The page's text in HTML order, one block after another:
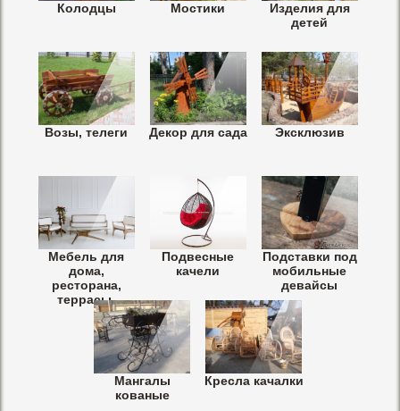
Колодцы Мостики
Изделия для
детей
Возы, телеги Декор для сада Эксклюзив
Мебель для
дома,
ресторана,
террасы.
Подвесные
качели
Подставки под
мобильные
девайсы
Мангалы
кованые
Кресла качалки